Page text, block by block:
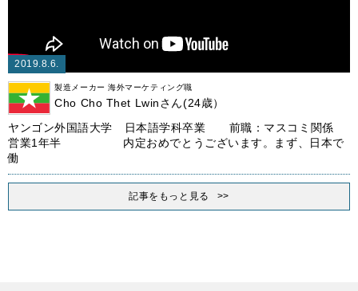
2019.8.6.
製造メーカー 海外マーケティング職
Cho Cho Thet Lwinさん(24歳）
ヤンゴン外国語大学 日本語学科卒業 前職：マスコミ関係
営業1年半 内定おめでとうございます。まず、日本で
働
記事をもっと見る